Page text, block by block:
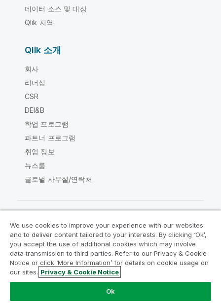
데이터 소스 및 대상
Qlik 지역
Qlik 소개
회사
리더십
CSR
DEI&B
학업 프로그램
파트너 프로그램
취업 정보
뉴스룸
글로벌 사무실/연락처
Qlik Community
법적 계약 제품 약관
Legal Policies
Legal Policies
사용 약관
Do Not Share My Info
Copyright © 1993-2026 QlikTech International AB. 무단 전재
We use cookies to improve your experience with our websites
and to deliver content tailored to your interests. By clicking ‘Ok’,
you accept the use of additional cookies which may involve
data transmission to third parties. Refer to our Privacy & Cookie
Notice or click ‘More Information’ for details on cookie usage on
our sites. Privacy & Cookie Notice
Ok